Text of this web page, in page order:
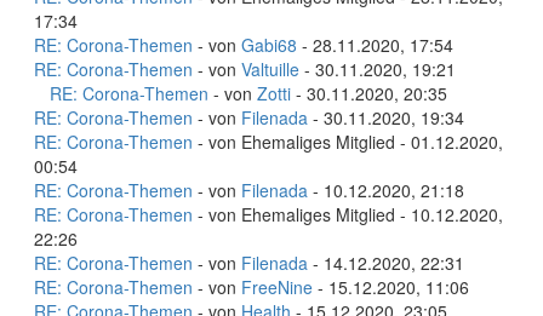
17:34
RE: Corona-Themen - von Gabi68 - 28.11.2020, 17:54
RE: Corona-Themen - von Valtuille - 30.11.2020, 19:21
RE: Corona-Themen - von Zotti - 30.11.2020, 20:35
RE: Corona-Themen - von Filenada - 30.11.2020, 19:34
RE: Corona-Themen - von Ehemaliges Mitglied - 01.12.2020,
00:54
RE: Corona-Themen - von Filenada - 10.12.2020, 21:18
RE: Corona-Themen - von Ehemaliges Mitglied - 10.12.2020,
22:26
RE: Corona-Themen - von Filenada - 14.12.2020, 22:31
RE: Corona-Themen - von FreeNine - 15.12.2020, 11:06